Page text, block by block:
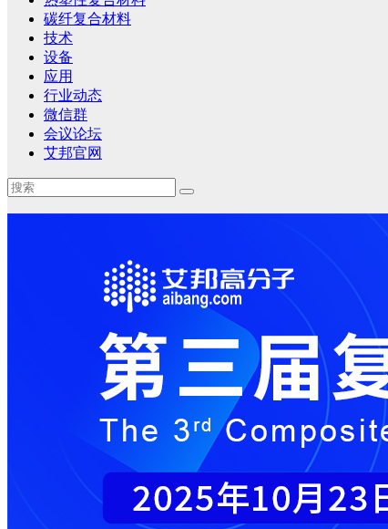
碳纤复合材料
技术
设备
应用
行业动态
微信群
会议论坛
艾邦官网